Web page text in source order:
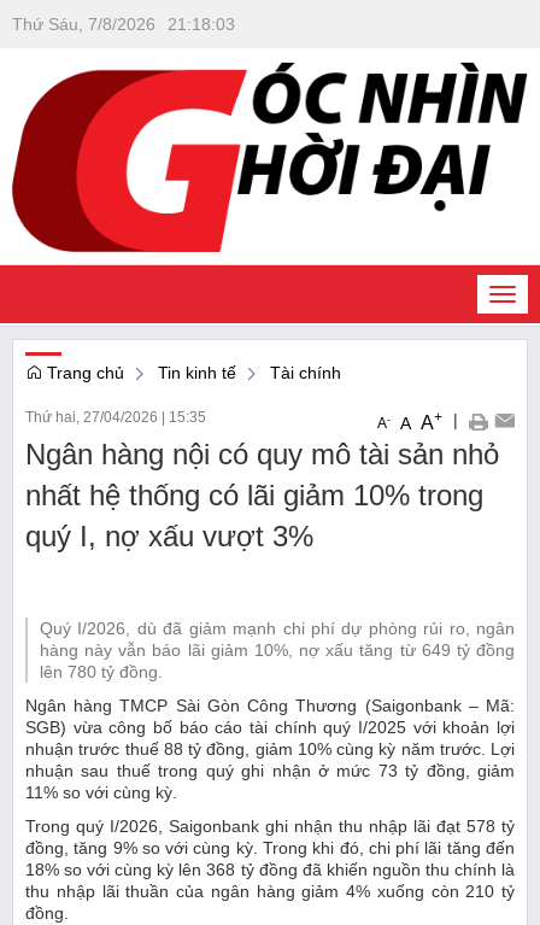
Thứ Sáu, 7/8/2026 21 :18:04
Trang chủ Tin kinh tế Tài chính
Thứ hai, 27/04/2026 15:35 A- A A+ |
Ngân hàng nội có quy mô tài sản nhỏ
nhất hệ thống có lãi giảm 10% trong
quý I, nợ xấu vượt 3%
Quý I/2026, dù đã giảm mạnh chi phí dự phòng rủi ro, ngân
hàng này vẫn báo lãi giảm 10%, nợ xấu tăng từ 649 tỷ đồng
lên 780 tỷ đồng.
Ngân hàng TMCP Sài Gòn Công Thương (Saigonbank – Mã:
SGB) vừa công bố báo cáo tài chính quý I/2025 với khoản lợi
nhuận trước thuế 88 tỷ đồng, giảm 10% cùng kỳ năm trước. Lợi
nhuận sau thuế trong quý ghi nhận ở mức 73 tỷ đồng, giảm
11% so với cùng kỳ.
Trong quý I/2026, Saigonbank ghi nhận thu nhập lãi đạt 578 tỷ
đồng, tăng 9% so với cùng kỳ. Trong khi đó, chi phí lãi tăng đến
18% so với cùng kỳ lên 368 tỷ đồng đã khiến nguồn thu chính là
thu nhập lãi thuần của ngân hàng giảm 4% xuống còn 210 tỷ
đồng.